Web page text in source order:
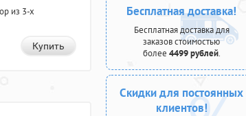
из 3-х
Купить
Бесплатная доставка!
Бесплатная доставка для
заказов стоимостью
более 4499 рублей.
Скидки для постоянных
клиентов!